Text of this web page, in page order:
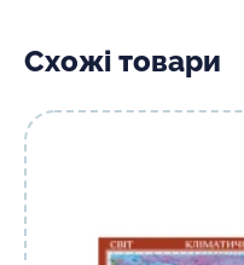
Схожі товари